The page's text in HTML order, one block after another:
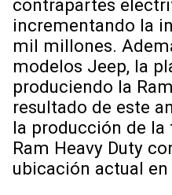
contrapartes
incrementando la
mil millones.
modelos Jeep, la
produciendo la
resultado de este
la producción de
Ram Heavy Duty
ubicación actual